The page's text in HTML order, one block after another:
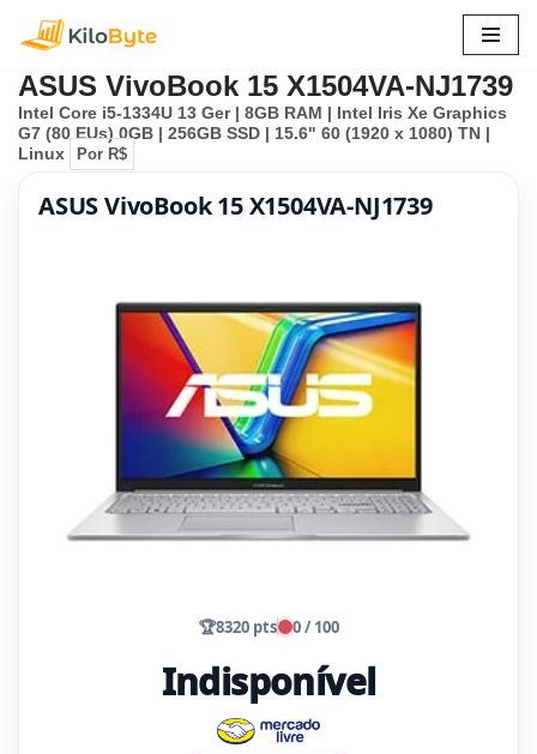
para
o
conteúdo
ASUS VivoBook 15 X1504VA-NJ1739
Intel Core i5-1334U 13 Ger | 8GB RAM | Intel Iris Xe Graphics
G7 (80 EUs) 0GB | 256GB SSD | 15.6" 60 (1920 x 1080) TN |
Linux
Por R$
ASUS VivoBook 15 X1504VA-NJ1739
🏆8320 pts 0 / 100
Indisponível